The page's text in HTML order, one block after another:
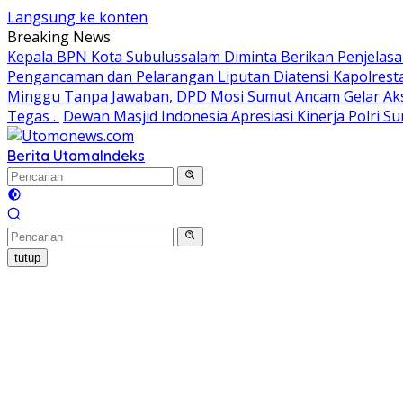
Langsung ke konten
Breaking News
Kepala BPN Kota Subulussalam Diminta Berikan
Pengancaman dan Pelarangan Liputan Diatensi
Minggu Tanpa Jawaban, DPD Mosi Sumut Ancam Gelar
Tegas . Dewan Masjid Indonesia Apresiasi Kinerja Polri
Berita UtamaIndeks
tutup